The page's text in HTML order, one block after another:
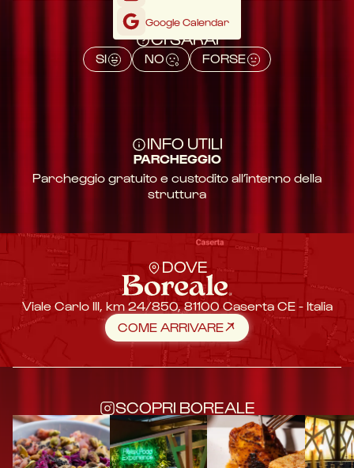
Google Calendar
CI SARAI
SI NO FORSE
INFO UTILI
PARCHEGGIO
Parcheggio gratuito e custodito all’interno della
struttura
DOVE
Viale Carlo III, km 24/850, 81100 Caserta CE - Italia
COME ARRIVARE
SCOPRI BOREALE